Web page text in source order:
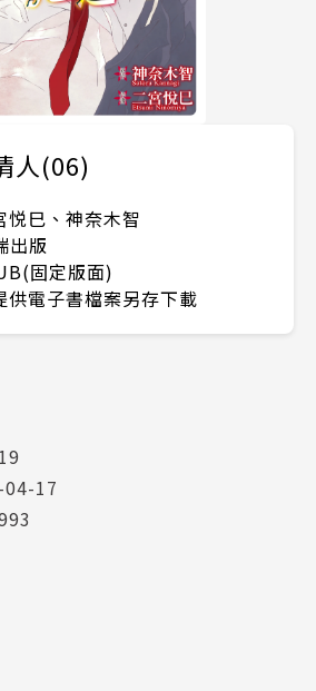
人(06)
悦巳、神奈木智
出版
固定版面)
供電子書檔案另存下載
17